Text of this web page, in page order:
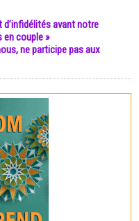
d’infidélités avant notre
en couple »
ne participe pas aux